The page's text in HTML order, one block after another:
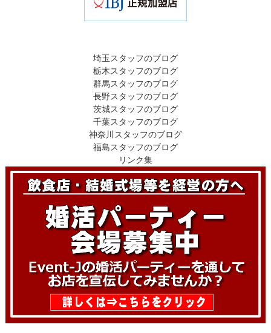
埼玉スタッフのブログ
栃木スタッフのブログ
群馬スタッフのブログ
長野スタッフのブログ
茨城スタッフのブログ
千葉スタッフのブログ
神奈川スタッフのブログ
福島スタッフのブログ
リンク集